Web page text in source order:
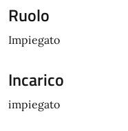
Ruolo
Impiegato
Incarico
impiegato